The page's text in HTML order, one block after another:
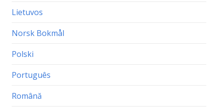
Lietuvos
Norsk Bokmål
Polski
Português
Română